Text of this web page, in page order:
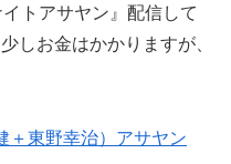
トアサヤン』配信して
しお金はかかりますが、
＋東野幸治）アサヤン